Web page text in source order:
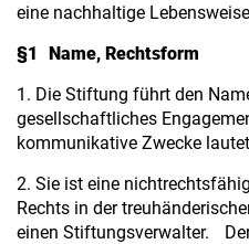
eine nachhaltige
§1 Name, Rechtsform
1. Die Stiftung führt den
gesellschaftliches
kommunikative Zwecke
2. Sie ist eine
Rechts in der
einen Stiftungsverwalter.